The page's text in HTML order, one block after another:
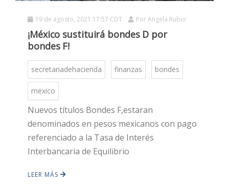
HOT
19 de agosto, 2021 17:57 CDT PorAngela Rubio
¡México sustituirá bondes D por
bondes F!
secretariadehacienda finanzas bondes
mexico
Nuevos títulos Bondes F,estaran
denominados en pesos mexicanos con pago
referenciado a la Tasa de Interés
Interbancaria de Equilibrio
LEER MÁS